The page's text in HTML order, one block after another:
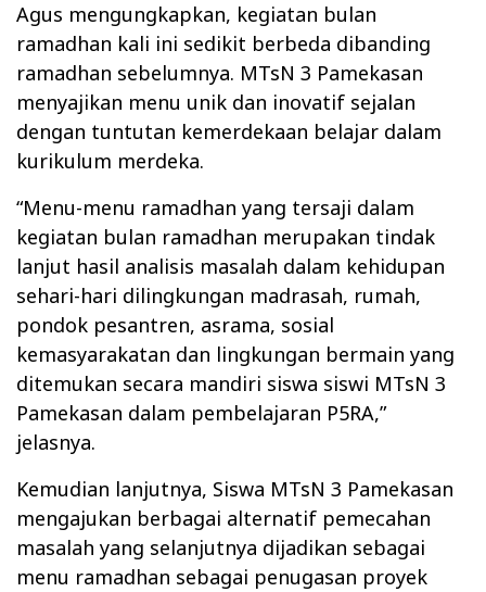
Agus mengungkapkan, kegiatan bulan
ramadhan kali ini sedikit berbeda dibanding
ramadhan sebelumnya. MTsN 3 Pamekasan
menyajikan menu unik dan inovatif sejalan
dengan tuntutan kemerdekaan belajar dalam
kurikulum merdeka.
“Menu-menu ramadhan yang tersaji dalam
kegiatan bulan ramadhan merupakan tindak
lanjut hasil analisis masalah dalam kehidupan
sehari-hari dilingkungan madrasah, rumah,
pondok pesantren, asrama, sosial
kemasyarakatan dan lingkungan bermain yang
ditemukan secara mandiri siswa siswi MTsN 3
Pamekasan dalam pembelajaran P5RA,”
jelasnya.
Kemudian lanjutnya, Siswa MTsN 3 Pamekasan
mengajukan berbagai alternatif pemecahan
masalah yang selanjutnya dijadikan sebagai
menu ramadhan sebagai penugasan proyek